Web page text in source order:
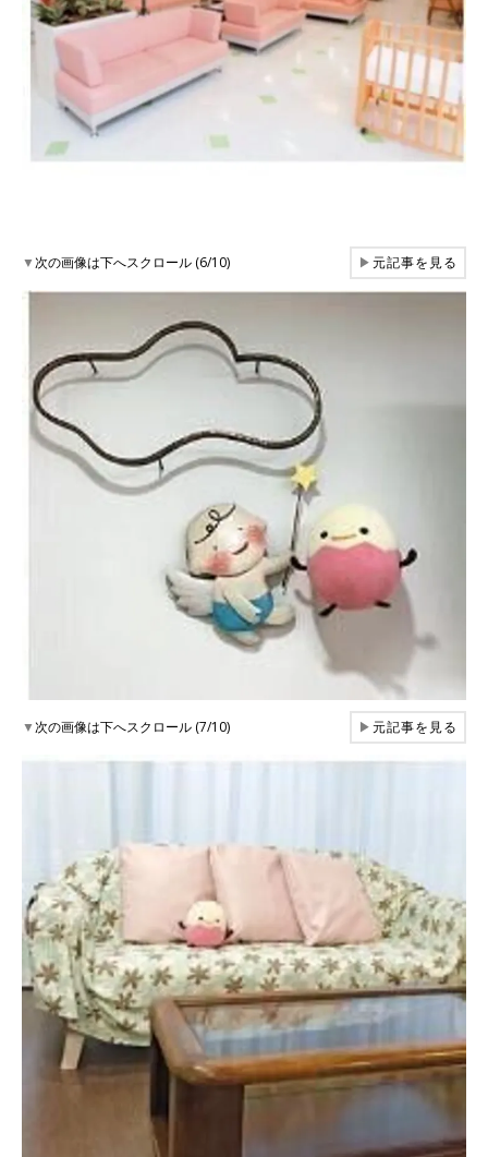
▼次の画像は下へスクロール (6/10) ▶元記事を見る
▼次の画像は下へスクロール (7/10) ▶元記事を見る